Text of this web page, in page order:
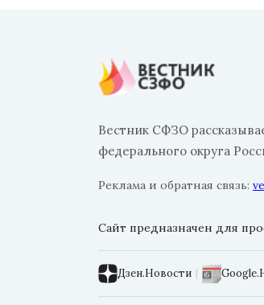
Вестник СФЗО
федерального округа
Реклама и обратная связь:
Сайт предназначен для
Дзен.Новости |